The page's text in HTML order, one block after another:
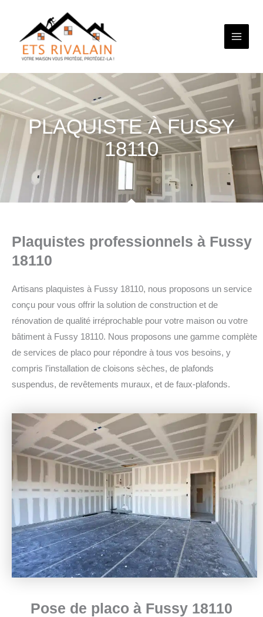
contenu
PLAQUISTE À FUSSY
18110
Plaquistes professionnels à Fussy
18110
Artisans plaquistes à Fussy 18110, nous proposons un service
conçu pour vous offrir la solution de construction et de
rénovation de qualité irréprochable pour votre maison ou votre
bâtiment à Fussy 18110. Nous proposons une gamme complète
de services de placo pour répondre à tous vos besoins, y
compris l’installation de cloisons sèches, de plafonds
suspendus, de revêtements muraux, et de faux-plafonds.
Pose de placo à Fussy 18110